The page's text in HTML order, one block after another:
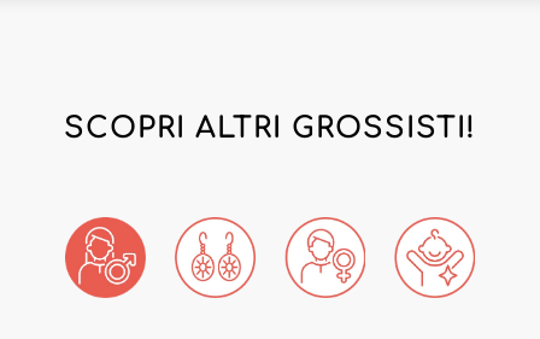
SCOPRI ALTRI GROSSISTI!